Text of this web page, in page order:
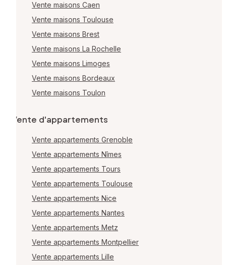
Vente maisons Caen
Vente maisons Toulouse
Vente maisons Brest
Vente maisons La Rochelle
Vente maisons Limoges
Vente maisons Bordeaux
Vente maisons Toulon
Vente d'appartements
Vente appartements Grenoble
Vente appartements Nîmes
Vente appartements Tours
Vente appartements Toulouse
Vente appartements Nice
Vente appartements Nantes
Vente appartements Metz
Vente appartements Montpellier
Vente appartements Lille